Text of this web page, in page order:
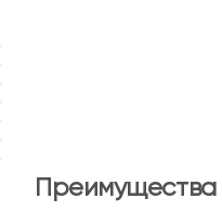
Преимущества